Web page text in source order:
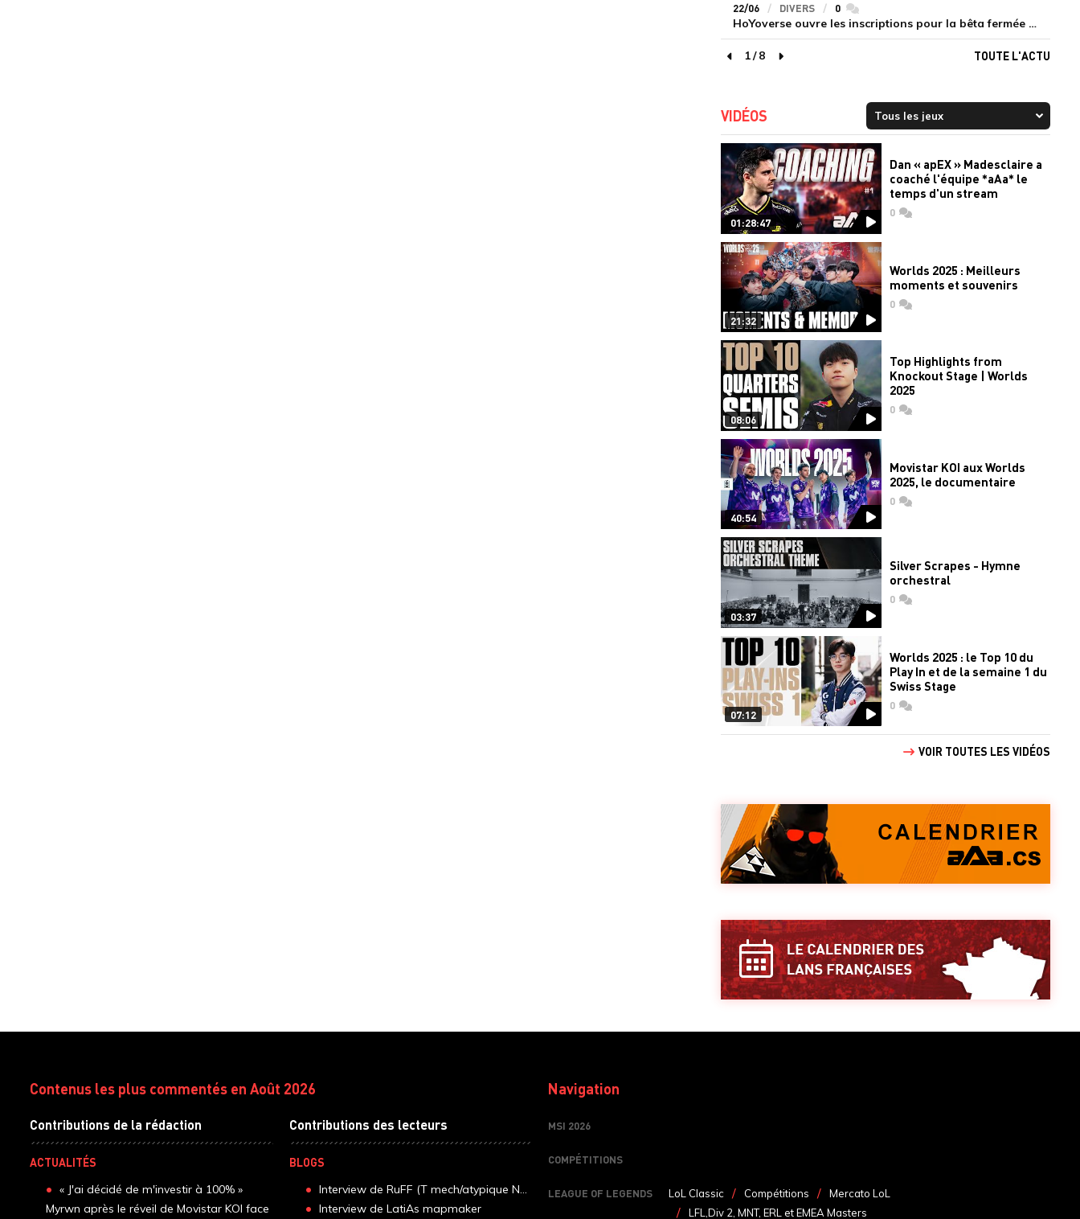
22/06 DIVERS 0commentaires
HoYoverse ouvre les inscriptions pour la bêta fermée de Honkai : Nexus Anima
page précédente
1/8
page suivante
TOUTE L'ACTU
VIDÉOS
01:28:47
Dan « apEX » Madesclaire a
coaché l'équipe *aAa* le
temps d'un stream
0commentaires
21:32
Worlds 2025 : Meilleurs
moments et souvenirs
0commentaires
08:06
Top Highlights from
Knockout Stage | Worlds
2025
0commentaires
40:54
Movistar KOI aux Worlds
2025, le documentaire
0commentaires
03:37
Silver Scrapes - Hymne
orchestral
0commentaires
07:12
Worlds 2025 : le Top 10 du
Play In et de la semaine 1 du
Swiss Stage
0commentaires
VOIR TOUTES LES VIDÉOS
Contenus les plus commentés en Août 2026
Contributions de la rédaction
ACTUALITÉS
« J'ai décidé de m'investir à 100% »
Myrwn après le réveil de Movistar KOI face
Contributions des lecteurs
BLOGS
Interview de RuFF (T mech/atypique N...
Interview de LatiAs mapmaker
Navigation
MSI 2026
COMPÉTITIONS
LEAGUE OF LEGENDS LoL Classic Compétitions
Mercato LoL
LFL,Div 2, MNT, ERL et EMEA Masters